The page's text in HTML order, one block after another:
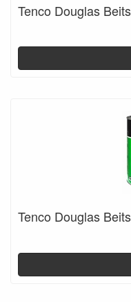
Tenco Douglas
Tenco Douglas